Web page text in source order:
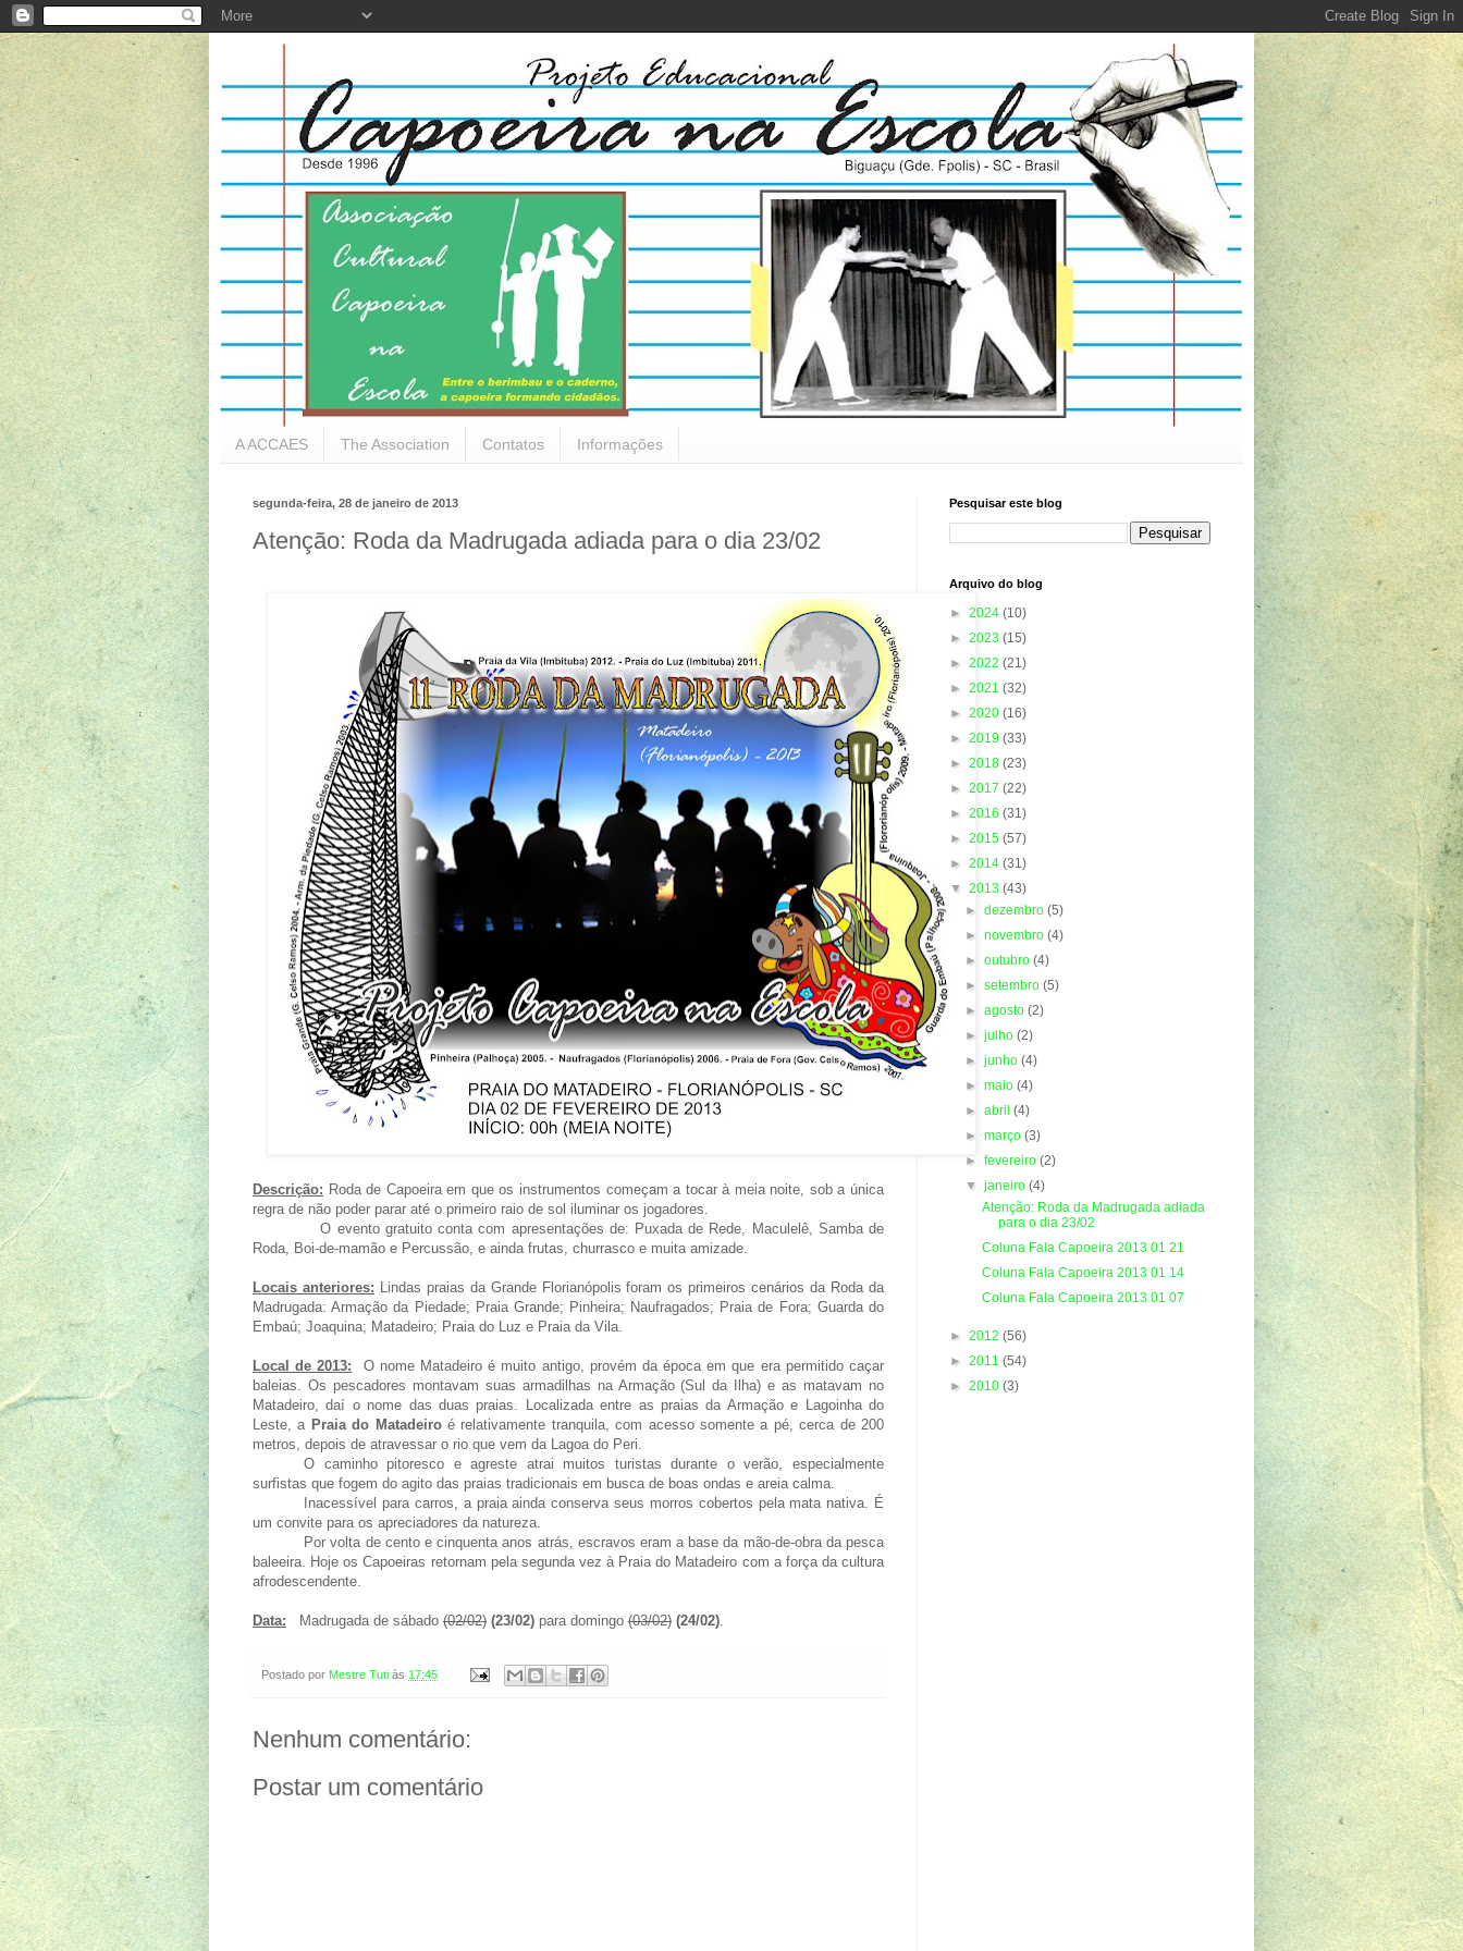
A ACCAES The Association Contatos Informações
segunda-feira, 28 de janeiro de 2013
Atenção: Roda da Madrugada adiada para o dia 23/02
Descrição: Roda de Capoeira em que os instrumentos começam a tocar à meia noite, sob a única
regra de não poder parar até o primeiro raio de sol iluminar os jogadores.
O evento gratuito conta com apresentações de: Puxada de Rede, Maculelê, Samba de
Roda, Boi-de-mamão e Percussão, e ainda frutas, churrasco e muita amizade.
Locais anteriores: Lindas praias da Grande Florianópolis foram os primeiros cenários da Roda da
Madrugada: Armação da Piedade; Praia Grande; Pinheira; Naufragados; Praia de Fora; Guarda do
Embaú; Joaquina; Matadeiro; Praia do Luz e Praia da Vila.
Local de 2013:
O nome Matadeiro é muito antigo, provém da época em que era permitido caçar
baleias. Os pescadores montavam suas armadilhas na Armação (Sul da Ilha) e as matavam no
Matadeiro, daí o nome das duas praias. Localizada entre as praias da Armação e Lagoinha do
Leste, a Praia do Matadeiroé relativamente tranquila, com acesso somente a pé, cerca de 200
metros, depois de atravessar o rio que vem da Lagoa do Peri.
O caminho pitoresco e agreste atrai muitos turistas durante o verão, especialmente
surfistas que fogem do agito das praias tradicionais em busca de boas ondas e areia calma.
Inacessível para carros, a praia ainda conserva seus morros cobertos pela mata nativa. É
um convite para os apreciadores da natureza.
Por volta de cento e cinquenta anos atrás, escravos eram a base da mão-de-obra da pesca
baleeira. Hoje os Capoeiras retornam pela segunda vez à Praia do Matadeiro com a força da cultura
afrodescendente.
Data: Madrugada de sábado (02/02) (23/02) para domingo (03/02) (24/02).
Postado por Mestre Tuti às 17:45
Nenhum comentário:
Postar um comentário
Pesquisar este blog
Arquivo do blog
► 2024 (10)
► 2023 (15)
► 2022 (21)
► 2021 (32)
► 2020 (16)
► 2019 (33)
► 2018 (23)
► 2017 (22)
► 2016 (31)
► 2015 (57)
► 2014 (31)
▼ 2013 (43)
►dezembro(5)
►novembro(4)
►outubro(4)
►setembro(5)
►agosto(2)
►julho(2)
►junho(4)
►maio(4)
►abril(4)
►março(3)
►fevereiro(2)
▼janeiro(4)
Atenção: Roda da Madrugada adiada
para o dia 23/02
Coluna Fala Capoeira 2013 01 21
Coluna Fala Capoeira 2013 01 14
Coluna Fala Capoeira 2013 01 07
► 2012 (56)
► 2011 (54)
► 2010 (3)